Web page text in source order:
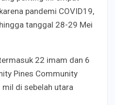
pandemi COVID19,
tanggal 28-29 Mei
22 imam dan 6
Pines Community
mil di sebelah utara